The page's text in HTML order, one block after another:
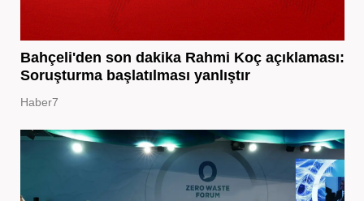
Bahçeli'den son dakika Rahmi Koç açıklaması:
Soruşturma başlatılması yanlıştır
Haber7